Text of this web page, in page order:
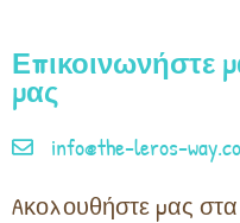
Επικοινωνήστε
μας
info@the-leros-
Aκολουθήστε μας